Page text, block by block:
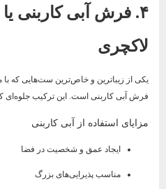
۴. فرش آبی کاربنی
لاکچری
یکی از زیباترین و خاص‌ترین ست‌هایی که با
فرش آبی کاربنی است. این ترکیب جلوه‌ای
مزایای استفاده از آبی کاربنی
ایجاد عمق و شخصیت در فضا
مناسب پذیرایی‌های بزرگ